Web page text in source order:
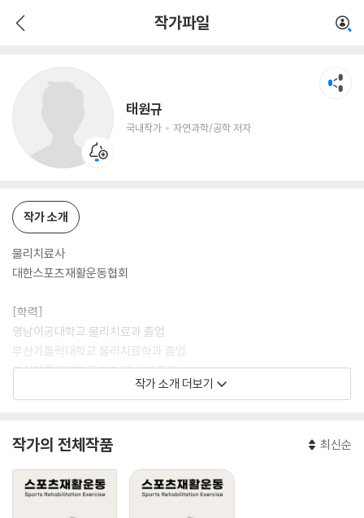
작가파일
태원규
국내작가 자연과학/공학 저자
자연과학/공학 저자
작가 소개
물리치료사
대한스포츠재활운동협회
[학력]
영남이공대학교 물리치료과 졸업
부산가톨릭대학교 물리치료학과 졸업
부산가톨릭대학교 대학원 석사 졸업
부산가톨릭대학교 대학원 박사 수료
작가 소개 더보기
작가의 전체작품 최신순